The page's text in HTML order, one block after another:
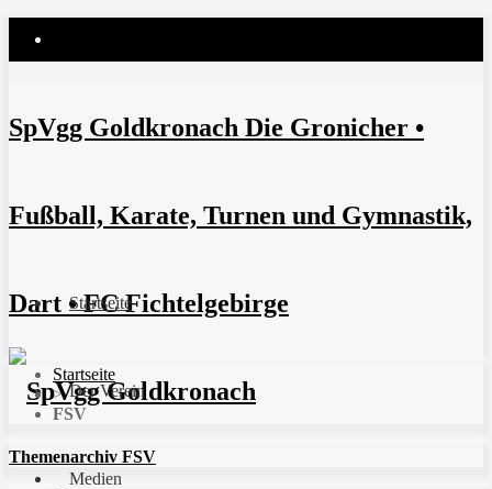
SpVgg Goldkronach Die Gronicher •
Fußball, Karate, Turnen und Gymnastik,
Dart • FC Fichtelgebirge
Startseite
Der Verein
Medien
Startseite
>
FSV
Themenarchiv FSV